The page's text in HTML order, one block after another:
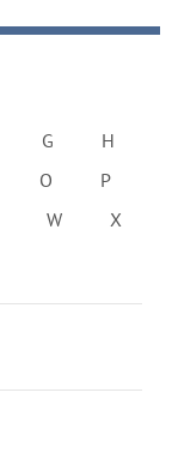
G
H
O
P
W
X